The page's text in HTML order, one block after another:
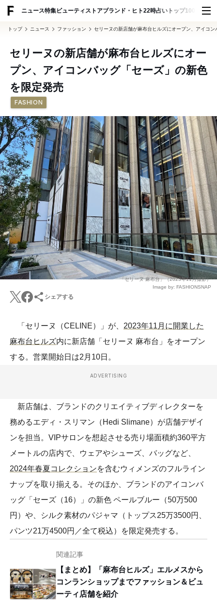
ニュース特集ビューティ ストアブランド・ヒト22時占い トップ100 スナッ
トップ ニュース ファッション セリーヌの新店舗が麻布台ヒルズにオープン、アイコ
セリーヌの新店舗が麻布台ヒルズにオー
プン、アイコンバッグ「セーズ」の新色
を限定発売
FASHION
「セリーヌ 麻布台」（2023年11月撮影）
Image by: FASHIONSNAP
シェアする
「セリーヌ（CELINE）」が、 2023年11月に開業した
麻布台ヒルズ内に新店舗「セリーヌ 麻布台」をオープン
する。営業開始日は2月10日。
ADVERTISING
新店舗は、ブランドのクリエイティブディレクターを
務めるエディ・スリマン（Hedi Slimane）が店舗デザイ
ンを担当。VIPサロンを想起させる売り場面積約360平方
メートルの店内で、ウェアやシューズ、バッグなど、
2024年春夏コレクションを含むウィメンズのフルライン
ナップを取り揃える。そのほか、ブランドのアイコンバ
ッグ「セーズ（16）」の新色 ペールブルー（50万500
円）や、シルク素材のパジャマ（トップス25万3500円、
パンツ21万4500円／全て税込）を限定発売する。
関連記事
【まとめ】「麻布台ヒルズ」エルメスから
コンランショップまでファッション＆ビュ
ーティ店舗を紹介